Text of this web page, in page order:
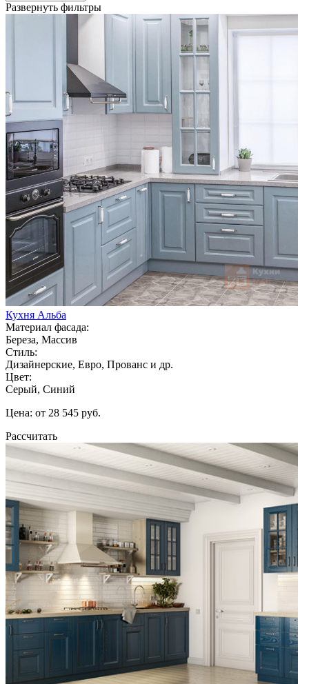
Развернуть фильтры
Кухня Альба
Материал фасада:
Береза, Массив
Стиль:
Дизайнерские, Евро, Прованс и др.
Цвет:
Серый, Синий
Цена: от 28 545 руб.
Рассчитать